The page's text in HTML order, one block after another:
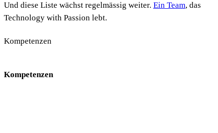
Und diese Liste wächst regelmässig weiter. Ein Team, das
Technology with Passion lebt.
Kompetenzen
Kompetenzen